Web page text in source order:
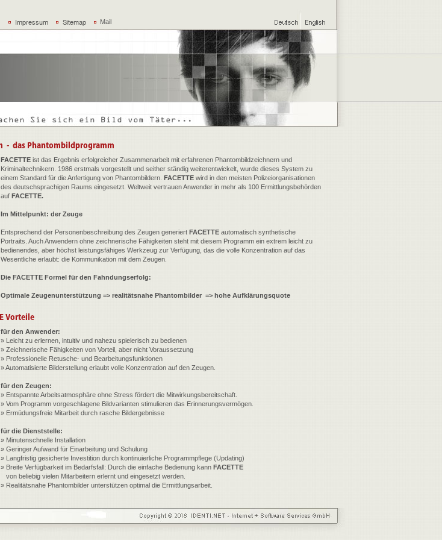
Mail
FACETTE ist das Ergebnis erfolgreicher Zusammenarbeit mit erfahrenen Phantombildzeichnern und
Kriminaltechnikern. 1986 erstmals vorgestellt und seither ständig weiterentwickelt, wurde dieses System zu
einem Standard für die Anfertigung von Phantombildern. FACETTE wird in den meisten Polizeiorganisationen
des deutschsprachigen Raums eingesetzt. Weltweit vertrauen Anwender in mehr als 100 Ermittlungsbehörden
auf FACETTE.
Im Mittelpunkt: der Zeuge
Entsprechend der Personenbeschreibung des Zeugen generiert FACETTE automatisch synthetische
Portraits. Auch Anwendern ohne zeichnerische Fähigkeiten steht mit diesem Programm ein extrem leicht zu
bedienendes, aber höchst leistungsfähiges Werkzeug zur Verfügung, das die volle Konzentration auf das
Wesentliche erlaubt: die Kommunikation mit dem Zeugen.
Die FACETTE Formel für den Fahndungserfolg:
Optimale Zeugenunterstützung => realitätsnahe Phantombilder => hohe Aufklärungsquote
für den Anwender:
» Leicht zu erlernen, intuitiv und nahezu spielerisch zu bedienen
» Zeichnerische Fähigkeiten von Vorteil, aber nicht Voraussetzung
» Professionelle Retusche- und Bearbeitungsfunktionen
» Automatisierte Bilderstellung erlaubt volle Konzentration auf den Zeugen.
für den Zeugen:
» Entspannte Arbeitsatmosphäre ohne Stress fördert die Mitwirkungsbereitschaft.
» Vom Programm vorgeschlagene Bildvarianten stimulieren das Erinnerungsvermögen.
» Ermüdungsfreie Mitarbeit durch rasche Bildergebnisse
für die Dienststelle:
» Minutenschnelle Installation
» Geringer Aufwand für Einarbeitung und Schulung
» Langfristig gesicherte Investition durch kontinuierliche Programmpflege (Updating)
» Breite Verfügbarkeit im Bedarfsfall: Durch die einfache Bedienung kann FACETTE
von beliebig vielen Mitarbeitern erlernt und eingesetzt werden.
» Realitätsnahe Phantombilder unterstützen optimal die Ermittlungsarbeit.